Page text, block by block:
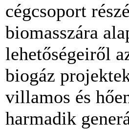
cégcsoport
biomasszára
lehetőségeiről
biogáz
villamos és
harmadik